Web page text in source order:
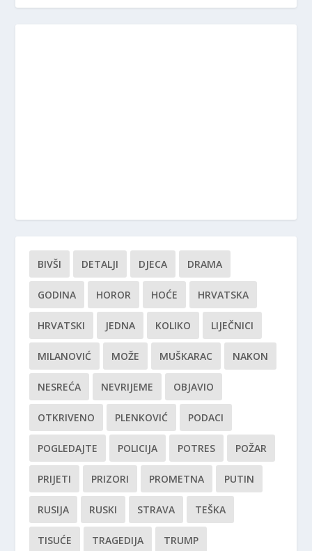
BIVŠI DETALJI DJECA DRAMA
GODINA HOROR HOĆE HRVATSKA
HRVATSKI JEDNA KOLIKO LIJEČNICI
MILANOVIĆ MOŽE MUŠKARAC NAKON
NESREĆA NEVRIJEME OBJAVIO
OTKRIVENO PLENKOVIĆ PODACI
POGLEDAJTE POLICIJA POTRES POŽAR
PRIJETI PRIZORI PROMETNA PUTIN
RUSIJA RUSKI STRAVA TEŠKA
TISUĆE TRAGEDIJA TRUMP